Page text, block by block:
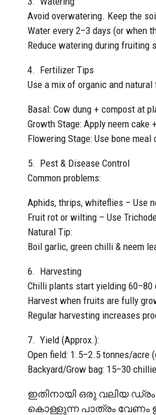
Avoid overwatering. Keep the
Water every 2–3 days (or when
Reduce watering during fruiting
4. Fertilizer Tips
Use a mix of organic and
Basal: Cow dung + compost at
Growth Stage: Apply neem cake
Flowering Stage: Use bone
5. Pest & Disease Control
Common problems:
Aphids, thrips, whiteflies – Use
Fruit rot or wilting – Use
Natural Tip:
Boil garlic, green chilli & neem
6. Harvesting
Chilli plants start yielding
Harvest when fruits are fully
Regular harvesting increases
7. Yield (Approx.):
Open field: 1.5–2.5 tonnes/acre
Backyard/Grow bag: 15–30
ഇതിനായി ഒരു വലിയ ഡ്രം
കൊള്ളുന്ന പാത്രം വേണം